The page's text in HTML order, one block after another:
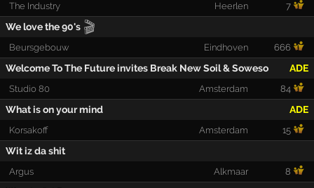
The Industry Heerlen 7
We love the 90's 🎬
Beursgebouw Eindhoven 666
Welcome To The Future invites Break New Soil & Soweso ADE
Studio 80 Amsterdam 84
What is on your mind ADE
Korsakoff Amsterdam 15
Wit iz da shit
Argus Alkmaar 8